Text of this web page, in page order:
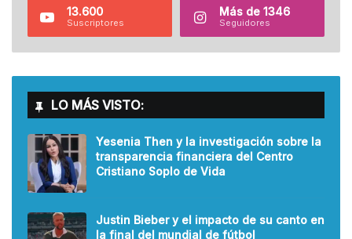
13.600
Suscriptores
Más de 1346
Seguidores
LO MÁS VISTO:
Yesenia Then y la investigación sobre la
transparencia financiera del Centro
Cristiano Soplo de Vida
Justin Bieber y el impacto de su canto en
la final del mundial de fútbol